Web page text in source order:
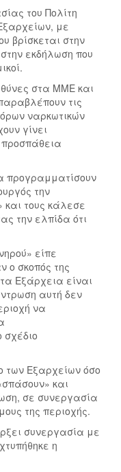
του Πολίτη
με
βρίσκεται στην
εκδήλωση που
στα ΜΜΕ και
τις
ναρκωτικών
γίνει
προγραμματίσουν
την
και τους κάλεσε
την ελπίδα ότι
είπε
ο σκοπός της
Εξάρχεια είναι
αυτή δεν
να
σχέδιο
των Εξαρχείων όσο
και
σε συνεργασία
της περιοχής.
συνεργασία με
η